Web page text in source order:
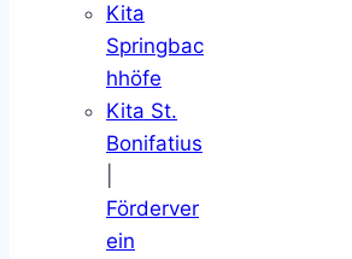
Kita
Springbac
hhöfe
Kita St.
Bonifatius
Förderver
ein